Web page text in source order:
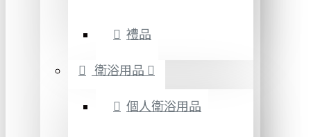
禮品
衛浴用品
個人衛浴用品